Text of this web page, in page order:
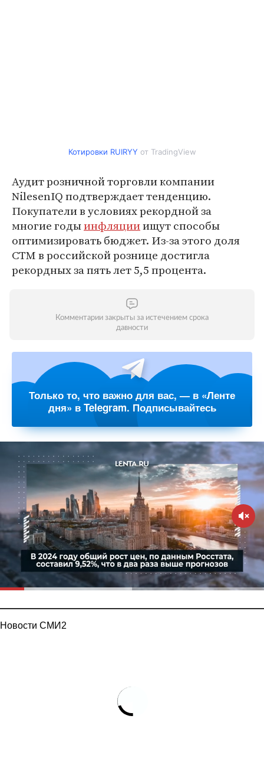
Котировки RUIRYY от TradingView
Аудит розничной торговли компании
NilesenIQ подтверждает тенденцию.
Покупатели в условиях рекордной за
многие годыинфляцииищут способы
оптимизировать бюджет. Из-за этого доля
СТМ в российской рознице достигла
рекордных за пять лет 5,5 процента.
Комментарии закрыты за истечением срока
давности
Только то, что важно для вас, — в «Ленте
дня» в Telegram. Подписывайтесь
Новости СМИ2